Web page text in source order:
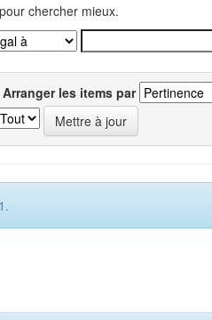
chercher mieux.
Arranger les items par